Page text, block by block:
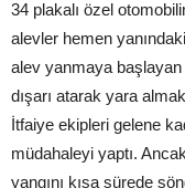
34 plakalı özel
alevler hemen
alev yanmaya
dışarı atarak yara
İtfaiye ekipleri gelene
müdahaleyi yaptı.
yangını kısa sürede